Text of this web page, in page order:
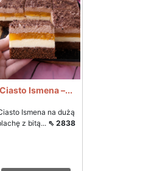
Ciasto Ismena –...
Ismena na dużą
z bitą... ⇖ 2838